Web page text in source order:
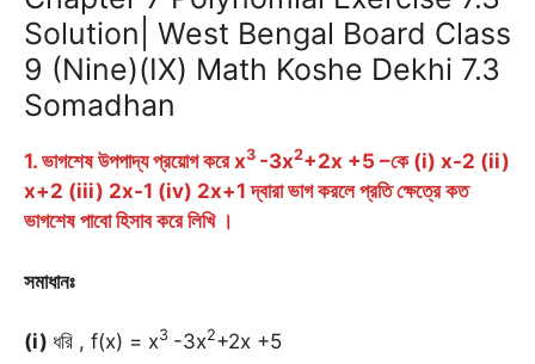
Solution| West Bengal Board Class
9 (Nine)(IX) Math Koshe Dekhi 7.3
Somadhan
1. ভাগশেষ উপপাদ্য প্রয়োগ করে x3 -3x2+2x +5 –কে (i) x-2 (ii)
x+2 (iii) 2x-1 (iv) 2x+1 দ্বারা ভাগ করলে প্রতি ক্ষেত্রে কত
ভাগশেষ পাবো হিসাব করে লিখি ।
সমাধানঃ
(i) ধরি , f(x) = x3 -3x2+2x +5